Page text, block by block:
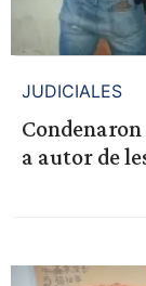
JUDICIALES
a autor de